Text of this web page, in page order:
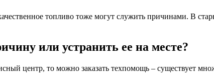
топливо тоже могут служить причинами. В
или устранить ее на месте?
центр, то можно заказать техпомощь – существует